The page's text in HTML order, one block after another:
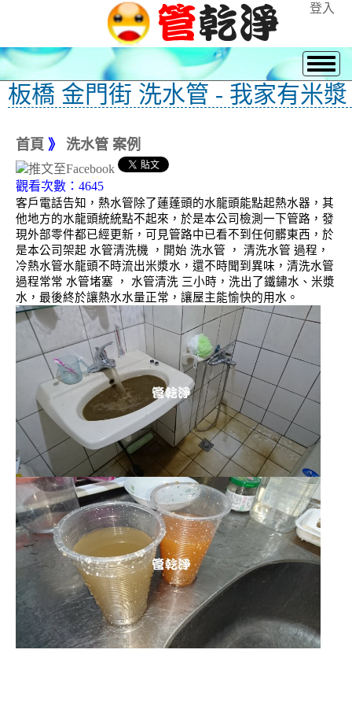
登入
板橋 金門街 洗水管 - 我家有米漿
首頁 》 洗水管 案例
觀看次數：4645
客戶電話告知，熱水管除了蓮蓬頭的水龍頭能點起熱水器，其
他地方的水龍頭統統點不起來，於是本公司檢測一下管路，發
現外部零件都已經更新，可見管路中已看不到任何髒東西，於
是本公司架起 水管清洗機 ，開始 洗水管 ， 清洗水管 過程，
冷熱水管水龍頭不時流出米漿水，還不時聞到異味，清洗水管
過程常常 水管堵塞 ， 水管清洗 三小時，洗出了鐵鏽水、米漿
水，最後終於讓熱水水量正常，讓屋主能愉快的用水。